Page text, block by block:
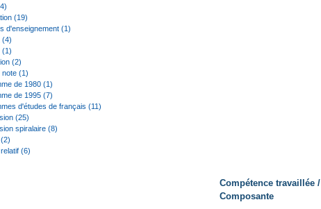
(19)
d'enseignement (1)
(4)
(1)
(2)
note (1)
de 1980 (1)
de 1995 (7)
d'études de français (11)
(25)
spiralaire (8)
(6)
Compétence travaillée /
Composante